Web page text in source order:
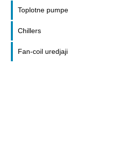
Toplotne pumpe
Chillers
Fan-coil uredjaji